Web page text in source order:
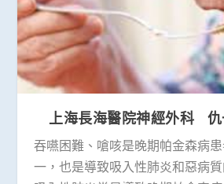
上海長海醫院神經外科
吞嚥困難、嗆咳是晚期帕金森病
一，也是導致吸入性肺炎和惡病